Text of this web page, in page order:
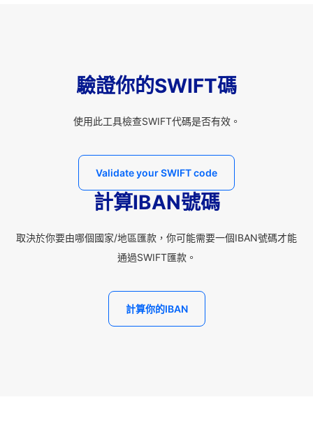
驗證你的SWIFT碼
使用此工具檢查SWIFT代碼是否有效。
Validate your SWIFT code
計算IBAN號碼
取決於你要由哪個國家/地區匯款，你可能需要一個IBAN號碼才能
通過SWIFT匯款。
計算你的IBAN